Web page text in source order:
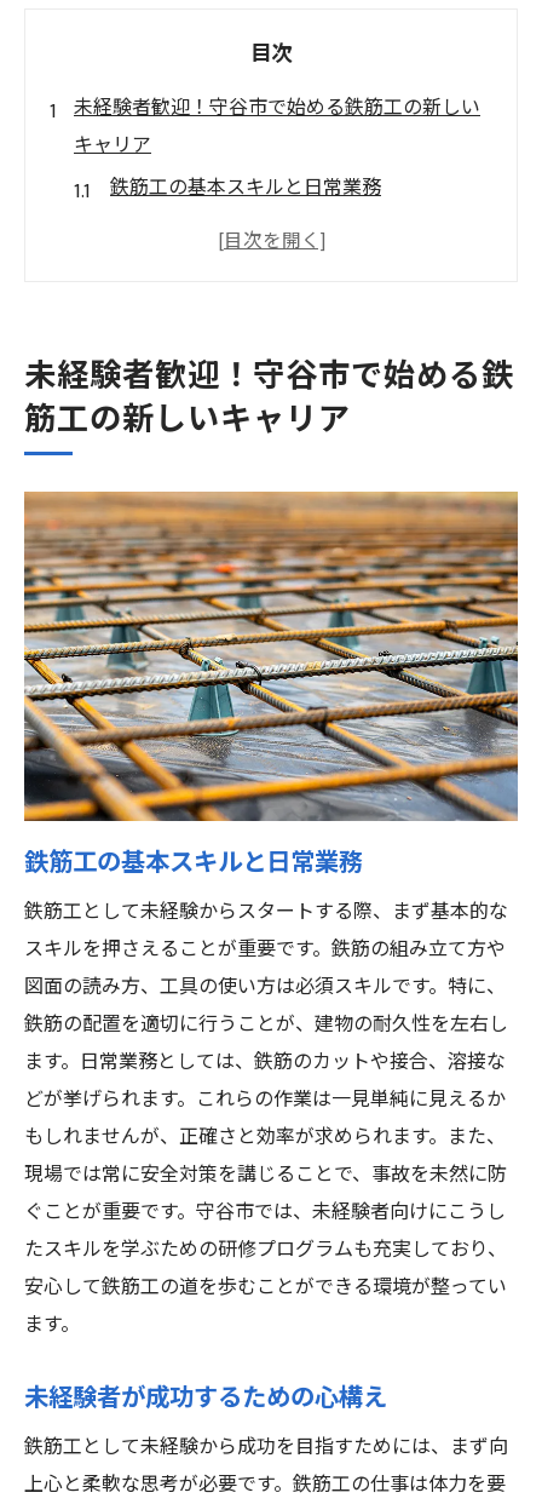
目次
未経験者歓迎！守谷市で始める鉄筋工の新しい
キャリア
鉄筋工の基本スキルと日常業務
未経験者が成功するための心構え
守谷市で働くメリットと地域環境
未経験者が知っておくべき安全対策
安定した住まいと仕事を確保する寮完備の鉄筋
寮完備の鉄筋工求人の魅力
守谷市の生活環境と交通アクセス
寮完備のメリットと入居条件
仕事と生活のバランスを保つ方法
求人条件と給与の詳細
寮生活を快適に過ごすためのヒント
茨城県守谷市での鉄筋工としてのキャリアパス
を探る
キャリアパスの選択肢とその特徴
守谷市で成功する鉄筋工の条件
鉄筋工の昇進と資格取得の道
地域の建設プロジェクトと雇用機会
長期的な視点で見るキャリア計画
成功した鉄筋工の実例とインタビュー
未経験から鉄筋工に挑戦！守谷市での生活と仕
事の魅力
鉄筋工としてスタートするためのステップ
守谷市の魅力的な生活環境
仕事と地域コミュニティとの関係
鉄筋工として働くことのやりがい
寮完備で安心！未経験者をサポートする鉄筋工
の求人情報
未経験者歓迎！守谷市で始める鉄
筋工の新しいキャリア
鉄筋工の基本スキルと日常業務
鉄筋工として未経験からスタートする際、まず基本的な
スキルを押さえることが重要です。鉄筋の組み立て方や
図面の読み方、工具の使い方は必須スキルです。特に、
鉄筋の配置を適切に行うことが、建物の耐久性を左右し
ます。日常業務としては、鉄筋のカットや接合、溶接な
どが挙げられます。これらの作業は一見単純に見えるか
もしれませんが、正確さと効率が求められます。また、
現場では常に安全対策を講じることで、事故を未然に防
ぐことが重要です。守谷市では、未経験者向けにこうし
たスキルを学ぶための研修プログラムも充実しており、
安心して鉄筋工の道を歩むことができる環境が整ってい
ます。
未経験者が成功するための心構え
鉄筋工として未経験から成功を目指すためには、まず向
上心と柔軟な思考が必要です。鉄筋工の仕事は体力を要